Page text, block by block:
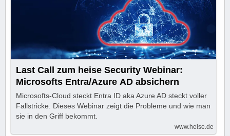
Last Call zum heise Security Webinar:
Microsofts Entra/Azure AD absichern
Microsofts-Cloud steckt Entra ID aka Azure AD steckt voller
Fallstricke. Dieses Webinar zeigt die Probleme und wie man
sie in den Griff bekommt.
www.heise.de